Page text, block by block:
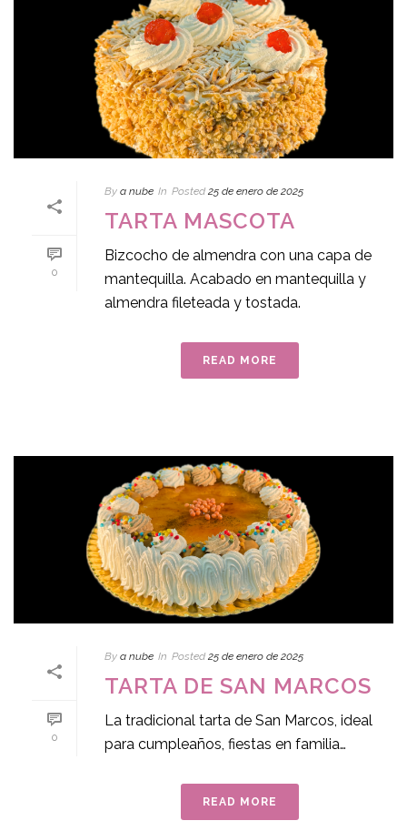
0
By a nube In Posted 25 de enero de 2025
TARTA MASCOTA
Bizcocho de almendra con una capa de
mantequilla. Acabado en mantequilla y
almendra fileteada y tostada.
READ MORE
0
By a nube In Posted 25 de enero de 2025
TARTA DE SAN MARCOS
La tradicional tarta de San Marcos, ideal
para cumpleaños, fiestas en familia…
READ MORE